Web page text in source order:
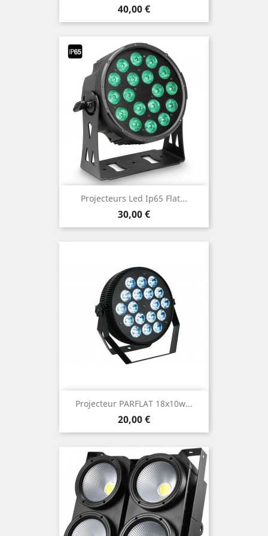
Prix
40,00 €
Projecteurs Led Ip65 Flat...
Prix
30,00 €
Projecteur PARFLAT 18x10w...
Prix
20,00 €